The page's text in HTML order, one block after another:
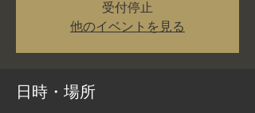
受付停止
他のイベントを見る
日時・場所